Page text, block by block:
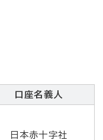
口座名義人
日本赤十字社